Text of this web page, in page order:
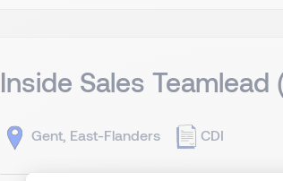
Inside Sales Teamlead
Gent, East-Flanders CDI